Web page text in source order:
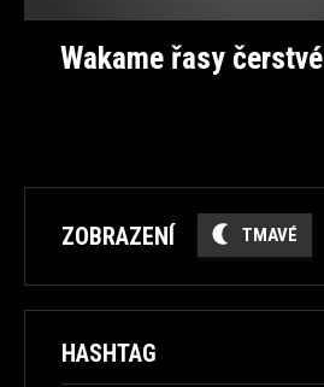
Wakame řasy čerstvé
ZOBRAZENÍ TMAVÉ
HASHTAG